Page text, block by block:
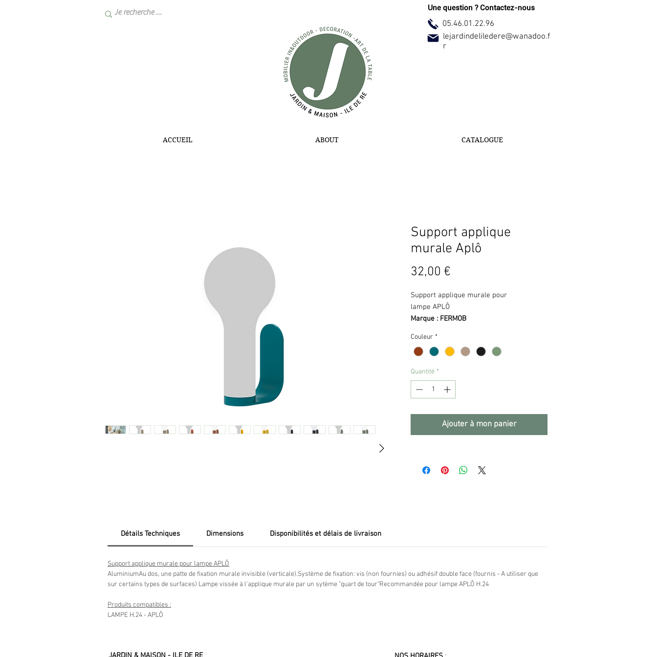
Une question ? Contactez-nous
05.46.01.22.96
lejardindeliledere@wanadoo.f
r
ACCUEIL ABOUT CATALOGUE
Support applique
murale Aplô
32,00 €
Support applique murale pour
lampe APLÔ
Marque : FERMOB
Le support applique murale
discret que possible. Invisible, sa patte de
fournies). L'aluminium qui compose sa
structure se décline dans les mêmes
coloris que la lampe H24 Aplô pour mieux
se fondre dans le décor ou, au choix,
apporter une touche colorée à votre déco.
exigences de résistance aux
Couleur *
Quantité *
Ajouter à mon panier
Détails Techniques Dimensions Disponibilités et délais de livraison
Support applique murale pour lampe APLÔ
AluminiumAu dos, une patte de fixation murale invisible (verticale).Système de fixation: vis (non fournies) ou adhésif double face (fournis - A utiliser que
sur certains types de surfaces) Lampe vissée à l'applique murale par un sytème "quart de tour"Recommandée pour lampe APLÔ H.24
Produits compatibles :
LAMPE H.24 - APLÔ